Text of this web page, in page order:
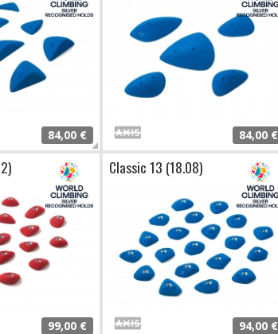
84,00 € 84,00 €
99,00 €
Classic 13 (18.08)
94,00 €